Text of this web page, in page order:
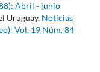
Abril - junio
Uruguay, Noticias
Vol. 19 Núm. 84